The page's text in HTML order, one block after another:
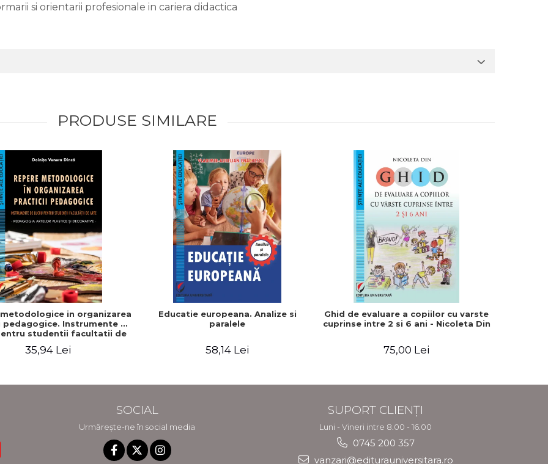
si orientarii profesionale in cariera didactica
PRODUSE SIMILARE
in organizarea
Instrumente de
studentii facultatii de
artelor plastice si
- Doinita Venera Dinca
35,94 Lei
Educatie europeana. Analize si
paralele
58,14 Lei
Ghid de evaluare a copiilor cu varste
cuprinse intre 2 si 6 ani - Nicoleta Din
75,00 Lei
SOCIAL
Urmărește-ne în social media
SUPORT CLIENȚI
Luni - Vineri intre 8.00 - 16.00
0745 200 357
vanzari@editurauniversitara.ro